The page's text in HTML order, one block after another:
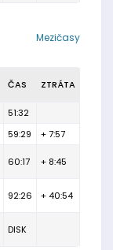
Mezičasy
ČAS ZTRÁTA
51:32
59:29 + 7:57
60:17 + 8:45
92:26 + 40:54
DISK